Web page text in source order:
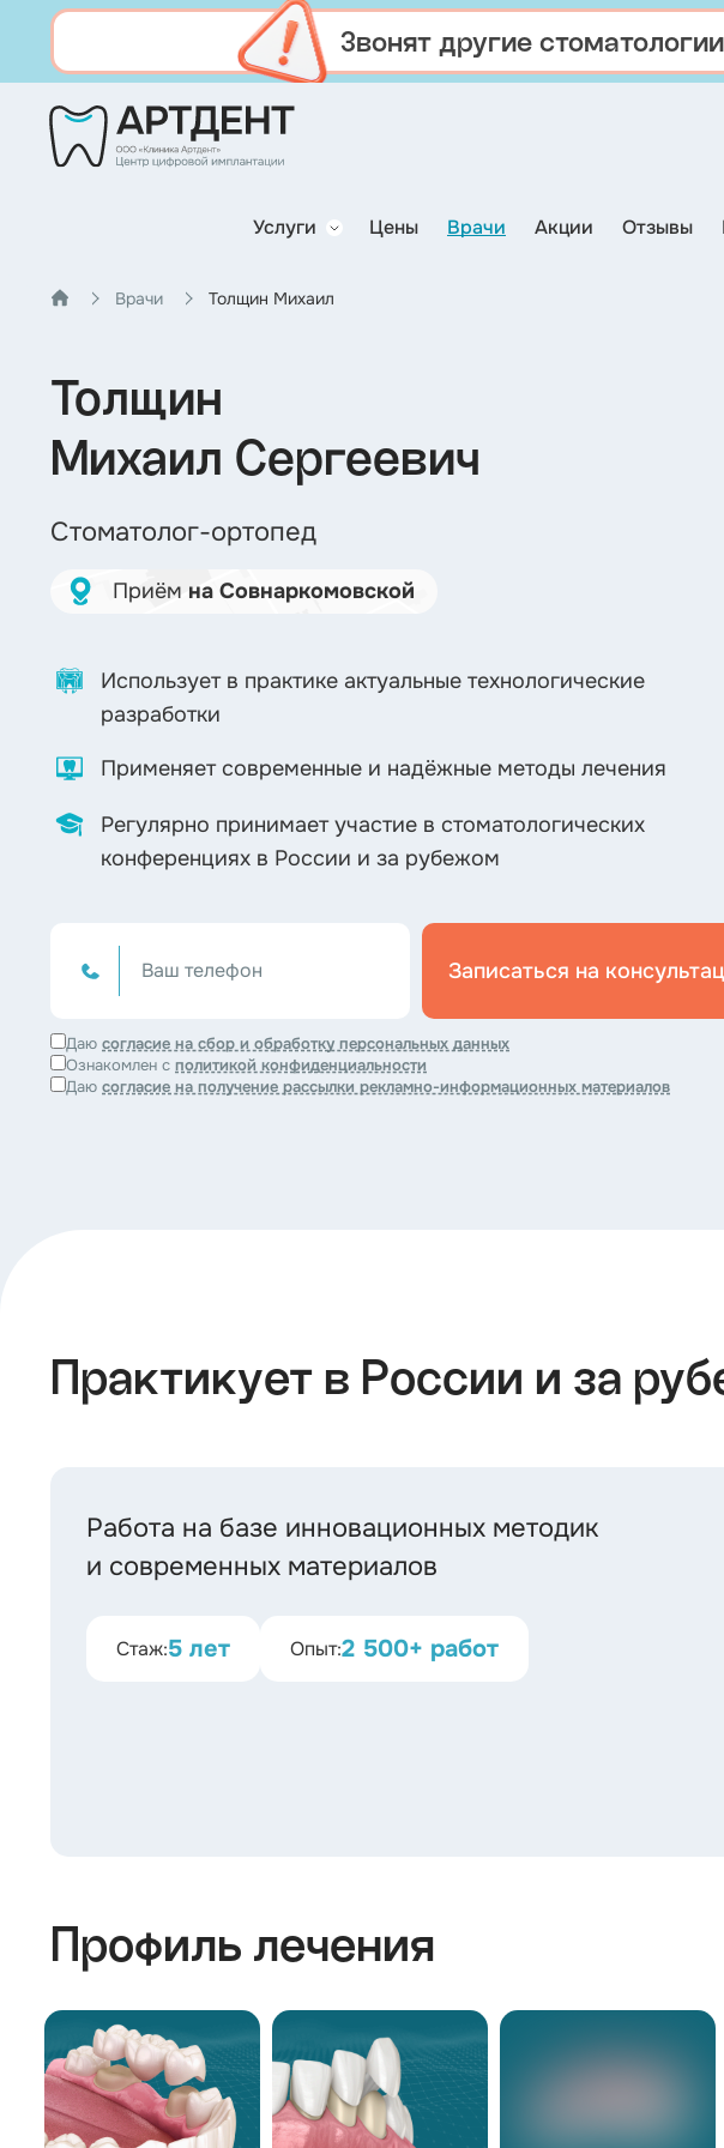
Звонят другие
Услуги Цены Врачи Акции Отзывы
Врачи Толщин Михаил
Толщин
Михаил Сергеевич
Стоматолог-ортопед
Приём на Совнаркомовской
Использует в практике актуальные технологические
разработки
Применяет современные и надёжные методы лечения
Регулярно принимает участие в стоматологических
конференциях в России и за рубежом
Записаться на
Даю согласие на сбор и обработку персональных данных
Ознакомлен с политикой конфиденциальности
Даю согласие на получение рассылки рекламно-информационных материалов
Практикует в России и за
Работа на базе инновационных методик
и современных материалов
Стаж:5 лет Опыт:2 500+ работ
Профиль лечения